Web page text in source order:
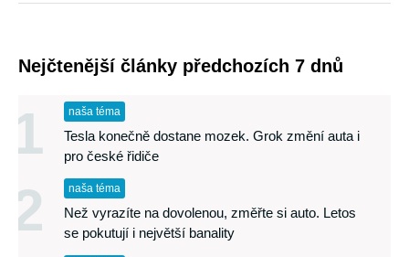
Nejčtenější články předchozích 7 dnů
1 naša téma
Tesla konečně dostane mozek. Grok změní auta i
pro české řidiče
2 naša téma
Než vyrazíte na dovolenou, změřte si auto. Letos
se pokutují i největší banality